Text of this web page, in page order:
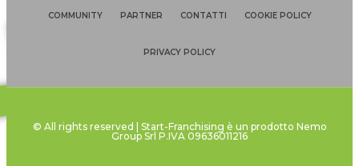
SCARICA IL
COMMUNITY PARTNER CONTATTI COOKIE POLICY
PRIVACY POLICY
© All rights reserved | Start-Franchising è un prodotto Nemo
Group Srl P.IVA 09636011216